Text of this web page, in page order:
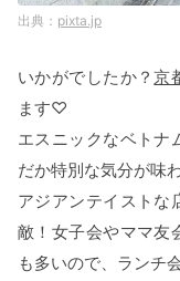
pixta.jp
いかがでしたか？京
ます♡
エスニックなベトナ
だか特別な気分が味
アジアンテイストな
敵！女子会やママ
も多いので、ランチ